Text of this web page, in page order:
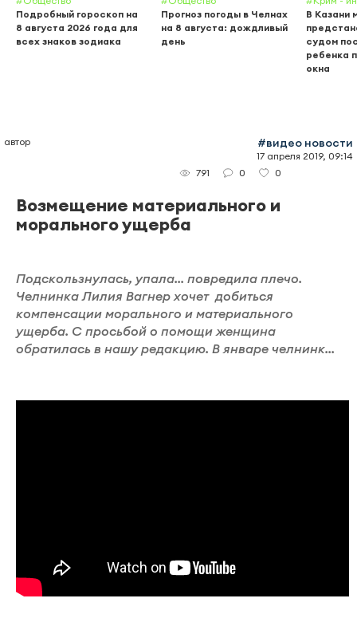
Подробный гороскоп на
8 августа 2026 года для
всех знаков зодиака
Прогноз погоды в Челнах
на 8 августа: дождливый
день
В Казани
судом
ребенка
окна
автор #видео новости
17 апреля 2019, 09:14
791
0 0
Возмещение материального и
морального ущерба
Подскользнулась, упала... повредила плечо.
Челнинка Лилия Вагнер хочет добиться
компенсации морального и материального
ущерба. С просьбой о помощи женщина
обратилась в нашу редакцию. В январе челнинк...